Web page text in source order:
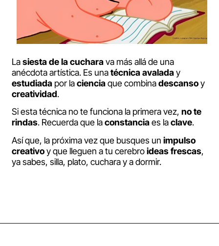
Lasiesta de la cucharava más allá de una
anécdota artística. Es unatécnica avaladay
estudiada por lacienciaque combinadescansoy
creatividad.
Si esta técnica no te funciona la primera vez, no te
rindas. Recuerda que laconstanciaes laclave.
Así que, la próxima vez que busques un impulso
creativoy que lleguen a tu cerebroideasfrescas,
ya sabes, silla, plato, cuchara y a dormir.